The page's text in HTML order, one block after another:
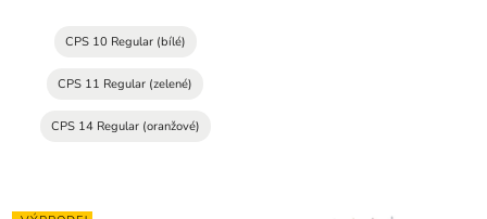
CPS 10 Regular (bílé)
CPS 11 Regular (zelené)
CPS 14 Regular (oranžové)